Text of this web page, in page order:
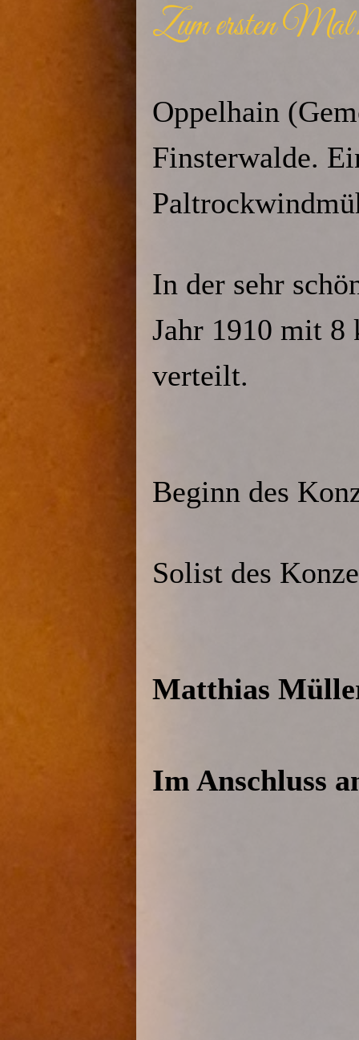
Zum ersten Mal
Oppelhain
Finsterwalde.
In der sehr
Jahr 1910 mit 8
verteilt.
Beginn des
Solist des
Matthias
Im Anschluss